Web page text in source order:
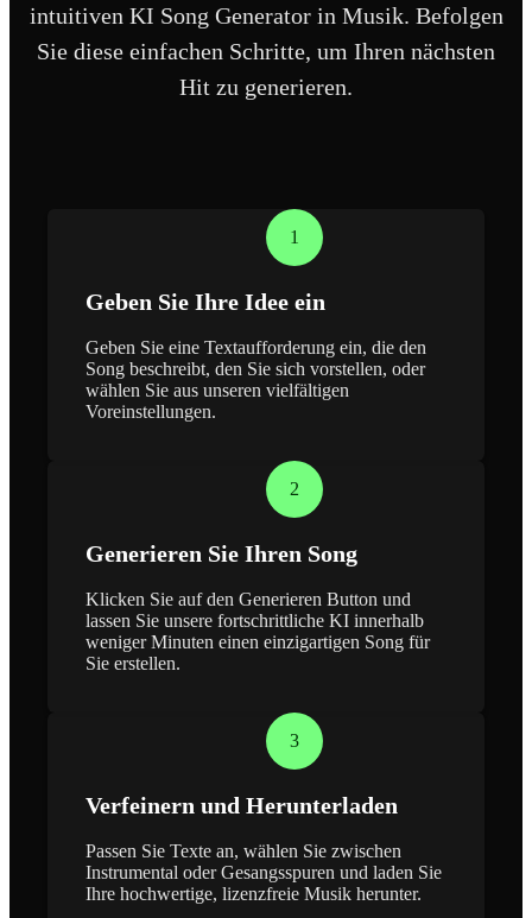
intuitiven KI Song Generator in Musik. Befolgen
Sie diese einfachen Schritte, um Ihren nächsten
Hit zu generieren.
1
Geben Sie Ihre Idee ein
Geben Sie eine Textaufforderung ein, die den
Song beschreibt, den Sie sich vorstellen, oder
wählen Sie aus unseren vielfältigen
Voreinstellungen.
2
Generieren Sie Ihren Song
Klicken Sie auf den Generieren Button und
lassen Sie unsere fortschrittliche KI innerhalb
weniger Minuten einen einzigartigen Song für
Sie erstellen.
3
Verfeinern und Herunterladen
Passen Sie Texte an, wählen Sie zwischen
Instrumental oder Gesangsspuren und laden Sie
Ihre hochwertige, lizenzfreie Musik herunter.